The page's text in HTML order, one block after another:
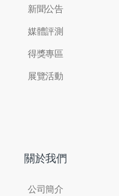
新聞公告
媒體評測
得獎專區
展覽活動
關於我們
公司簡介